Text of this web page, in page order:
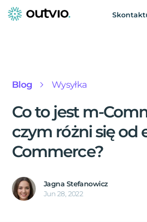
Blog Wysyłka
Co to jest m-
czym różni się od
Commerce?
Jagna Stefanowicz
Jun 28, 2022